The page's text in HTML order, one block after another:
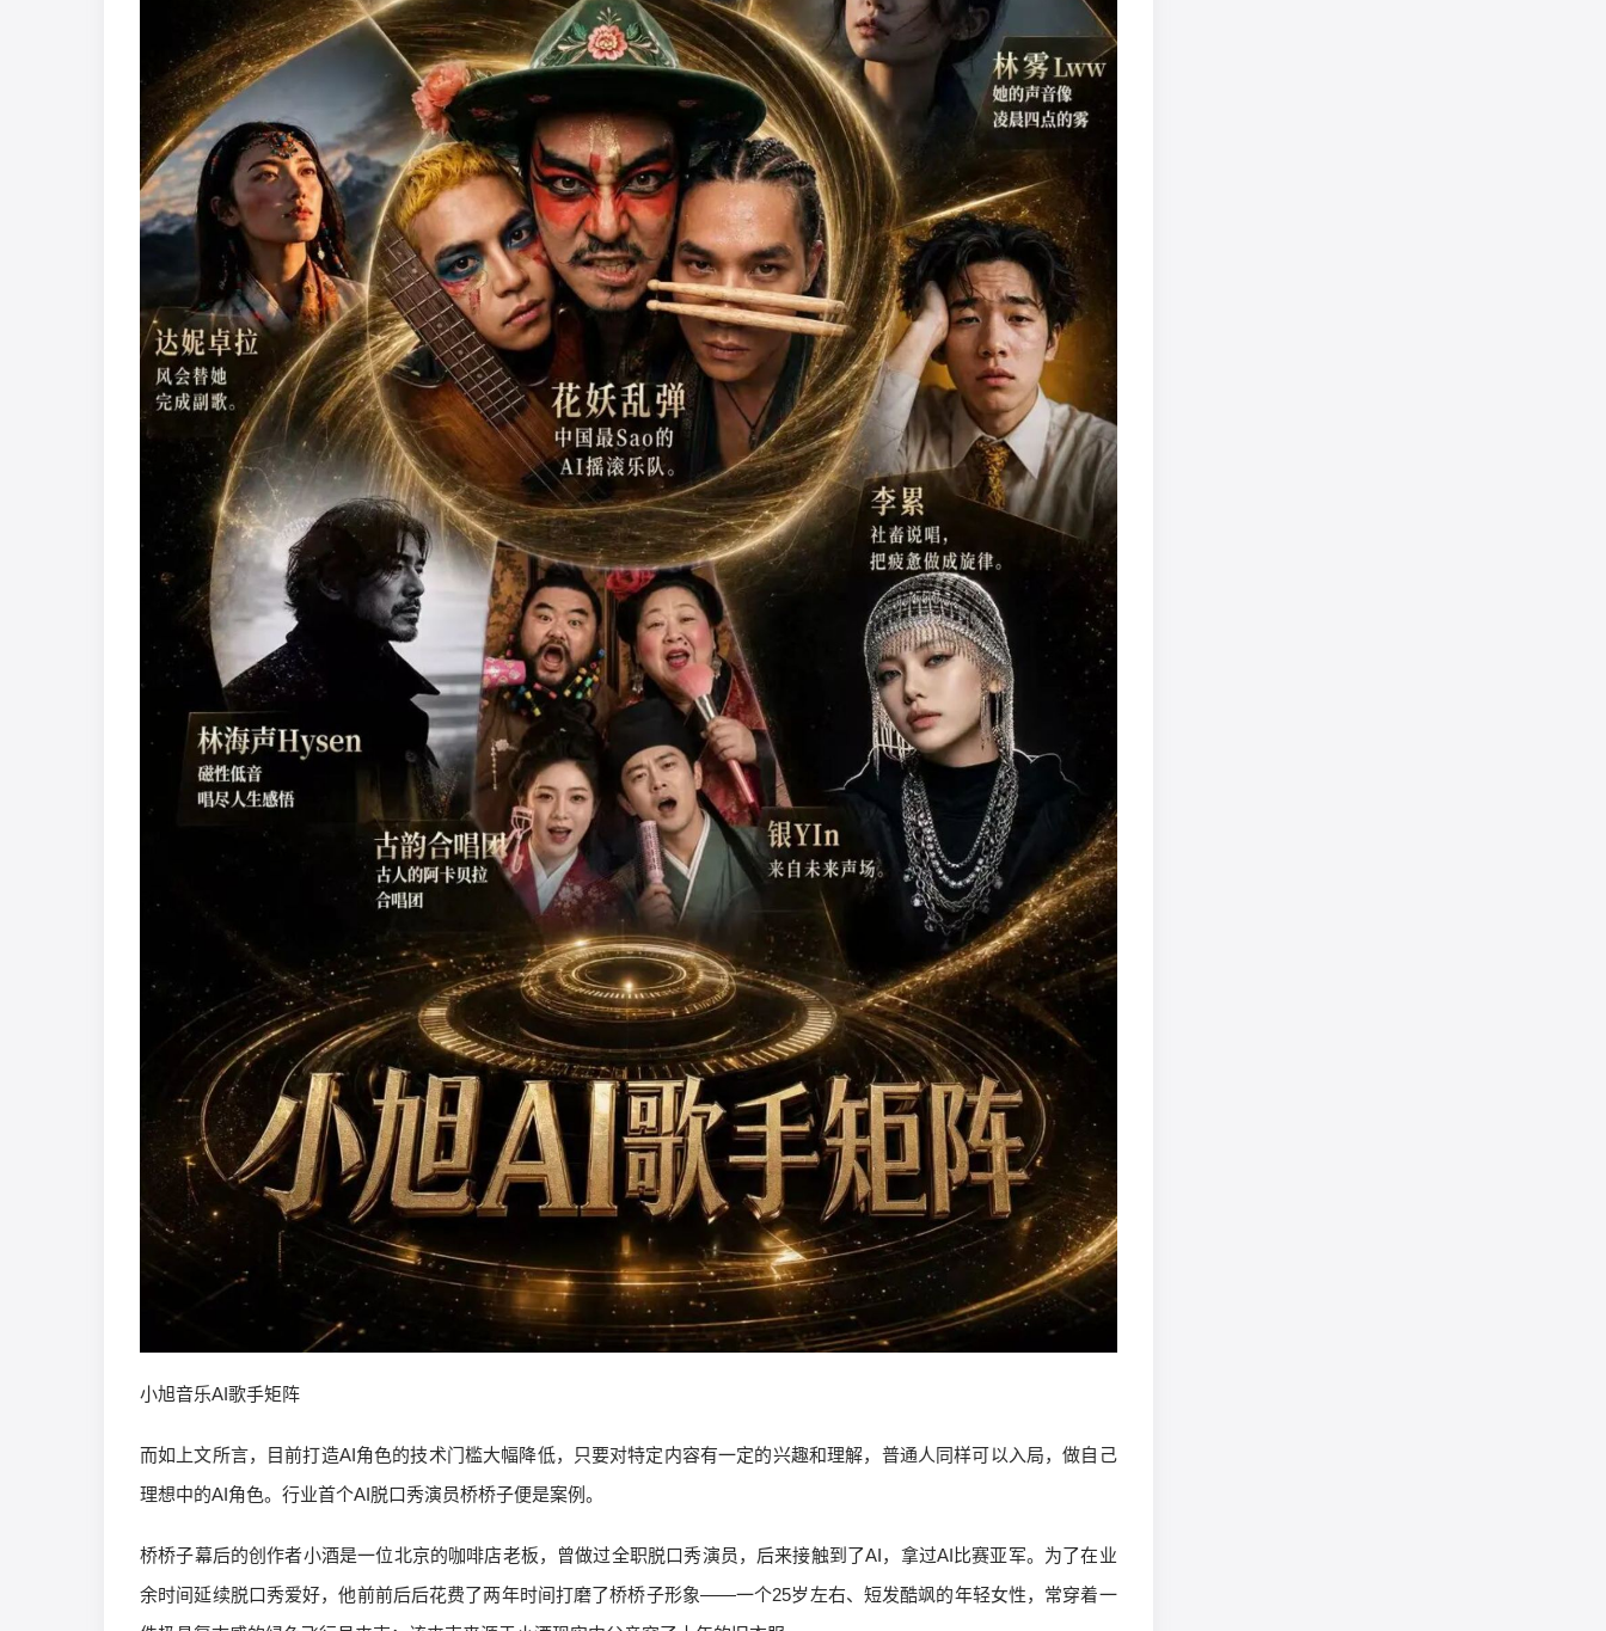
小旭音乐AI歌手矩阵
而如上文所言，目前打造AI角色的技术门槛大幅降低，只要对特定内容有一定的兴趣和理解，普通人同样可以入局，做自己
理想中的AI角色。行业首个AI脱口秀演员桥桥子便是案例。
桥桥子幕后的创作者小酒是一位北京的咖啡店老板，曾做过全职脱口秀演员，后来接触到了AI，拿过AI比赛亚军。为了在业
余时间延续脱口秀爱好，他前前后后花费了两年时间打磨了桥桥子形象——一个25岁左右、短发酷飒的年轻女性，常穿着一